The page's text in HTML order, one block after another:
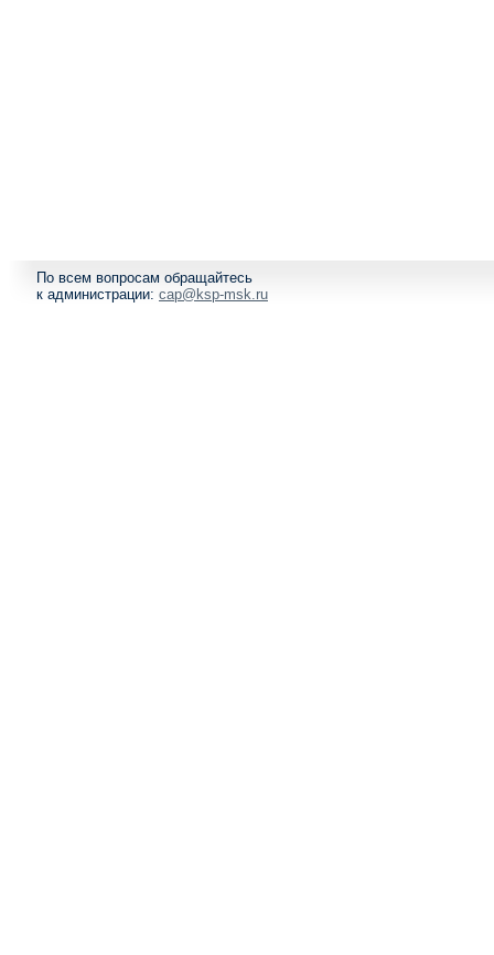
По всем вопросам обращайтесь
к администрации: cap@ksp-msk.ru